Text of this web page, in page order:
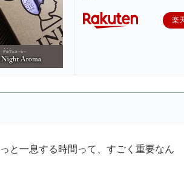
楽
と一息する時間って、すごく重要なん